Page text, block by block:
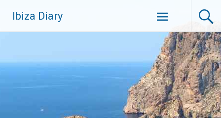
Inhalt
springen
Ibiza Diary